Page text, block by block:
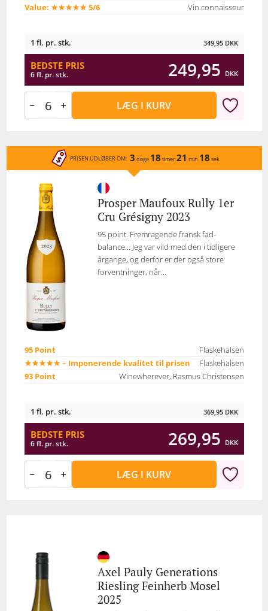
Value: ★★★★★ 5/6
Vin.connaisseur
1 fl. pr. stk. 349,95 DKK
BEDSTE PRIS
6 fl. pr. stk. 249,95 DKK
LÆG I KURV
PRISEN UDLØBER OM: 3 dage 18 timer21 min 18 sek
Prosper Maufoux Rully 1er
Cru Grésigny 2023
95 point. Fremragende fransk fad-
balance... Jeg var vild med den i tidligere
årgange, og derfor er der også store
forventninger, når...
95 Point
Flaskehalsen
★★★★★ – Imponerende kvalitet til prisen
Flaskehalsen
93 Point
Winewherever, Rasmus Christensen
1 fl. pr. stk. 369,95 DKK
BEDSTE PRIS
6 fl. pr. stk. 269,95 DKK
LÆG I KURV
Axel Pauly Generations
Riesling Feinherb Mosel
2025